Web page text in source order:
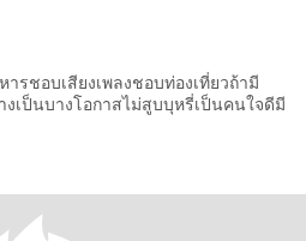
รชอบเสียงเพลงชอบท่องเที่ยวถ้ามี
เป็นบางโอกาสไม่สูบบุหรี่เป็นคนใจดีมี